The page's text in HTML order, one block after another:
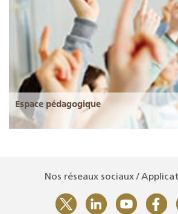
Espace pédagogique
Nos réseaux sociaux /